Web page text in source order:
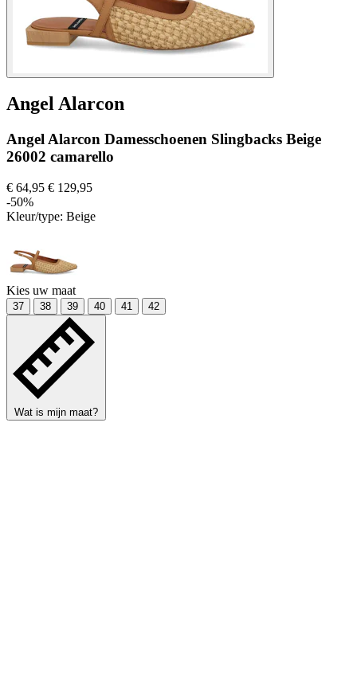
Angel Alarcon
Angel Alarcon Damesschoenen Slingbacks Beige
26002 camarello
€ 64,95 € 129,95
-50%
Kleur/type: Beige
Kies uw maat
37 38 39 40 41 42
Wat is mijn maat?